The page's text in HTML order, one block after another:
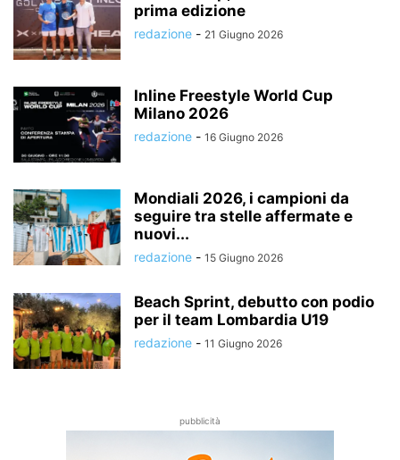
prima edizione
redazione - 21 Giugno 2026
Inline Freestyle World Cup
Milano 2026
redazione - 16 Giugno 2026
Mondiali 2026, i campioni da
seguire tra stelle affermate e
nuovi...
redazione - 15 Giugno 2026
Beach Sprint, debutto con podio
per il team Lombardia U19
redazione - 11 Giugno 2026
pubblicità